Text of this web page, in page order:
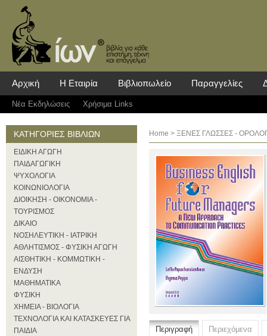
Αρχική Η Εταιρία Βιβλιοπωλείο Παραγγελίες
Νέα Eκδηλώσεις Χρήσιμα Links
ΚΑΤΗΓΟΡΙΕΣ ΒΙΒΛΙΩΝ
ΕΙΔΙΚΗ ΑΓΩΓΗ
ΠΑΙΔΑΓΩΓΙΚΗ
ΨΥΧΟΛΟΓΙΑ
ΚΟΙΝΩΝΙΟΛΟΓΙΑ
ΔΙΟΙΚΗΣΗ - ΟΙΚΟΝΟΜΙΑ -
ΤΟΥΡΙΣΜΟΣ
ΔΙΚΑΙΟ
ΝΟΣΗΛΕΥΤΙΚΗ - ΙΑΤΡΙΚΗ
ΑΘΛΗΤΙΣΜΟΣ - ΦΥΣΙΚΗ ΑΓΩΓΗ
ΑΙΣΘΗΤΙΚΗ - ΚΟΜΜΩΤΙΚΗ -
ΕΝΔΥΣΗ
ΜΑΘΗΜΑΤΙΚΑ
ΦΥΣΙΚΗ
ΧΗΜΕΙΑ - ΒΙΟΛΟΓΙΑ
ΤΕΧΝΟΛΟΓΙΑ ΚΑΙ ΚΑΤΑΣΚΕΥΕΣ ΓΙΑ
ΠΑΙΔΙΑ
Home > ΞΕΝΕΣ ΓΛΩΣΣΕΣ -
Περιγραφή Περιεχόμενα